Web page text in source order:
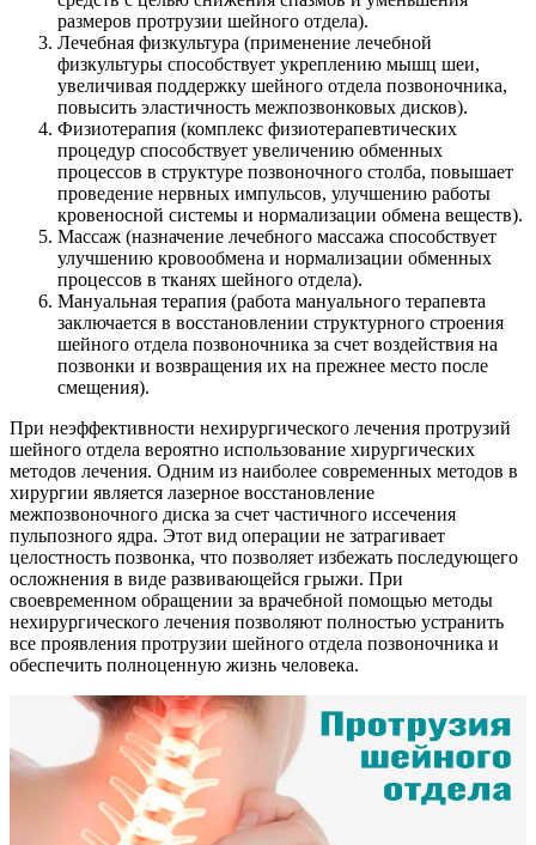
размеров протрузии шейного отдела).
Лечебная физкультура (применение лечебной
физкультуры способствует укреплению мышц шеи,
увеличивая поддержку шейного отдела позвоночника,
повысить эластичность межпозвонковых дисков).
Физиотерапия (комплекс физиотерапевтических
процедур способствует увеличению обменных
процессов в структуре позвоночного столба, повышает
проведение нервных импульсов, улучшению работы
кровеносной системы и нормализации обмена веществ).
Массаж (назначение лечебного массажа способствует
улучшению кровообмена и нормализации обменных
процессов в тканях шейного отдела).
Мануальная терапия (работа мануального терапевта
заключается в восстановлении структурного строения
шейного отдела позвоночника за счет воздействия на
позвонки и возвращения их на прежнее место после
смещения).
При неэффективности нехирургического лечения протрузий
шейного отдела вероятно использование хирургических
методов лечения. Одним из наиболее современных методов в
хирургии является лазерное восстановление
межпозвоночного диска за счет частичного иссечения
пульпозного ядра. Этот вид операции не затрагивает
целостность позвонка, что позволяет избежать последующего
осложнения в виде развивающейся грыжи. При
своевременном обращении за врачебной помощью методы
нехирургического лечения позволяют полностью устранить
все проявления протрузии шейного отдела позвоночника и
обеспечить полноценную жизнь человека.